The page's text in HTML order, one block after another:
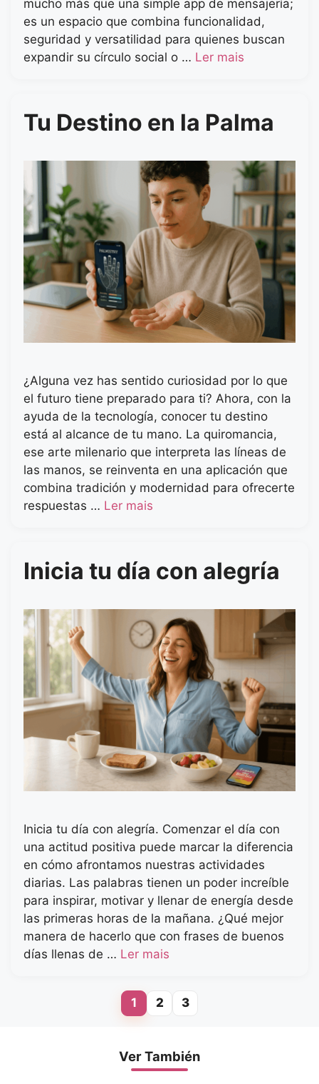
mucho más que una simple app de mensajería;
es un espacio que combina funcionalidad,
seguridad y versatilidad para quienes buscan
expandir su círculo social o … Ler mais
Tu Destino en la Palma
¿Alguna vez has sentido curiosidad por lo que
el futuro tiene preparado para ti? Ahora, con la
ayuda de la tecnología, conocer tu destino
está al alcance de tu mano. La quiromancia,
ese arte milenario que interpreta las líneas de
las manos, se reinventa en una aplicación que
combina tradición y modernidad para ofrecerte
respuestas … Ler mais
Inicia tu día con alegría
Inicia tu día con alegría. Comenzar el día con
una actitud positiva puede marcar la diferencia
en cómo afrontamos nuestras actividades
diarias. Las palabras tienen un poder increíble
para inspirar, motivar y llenar de energía desde
las primeras horas de la mañana. ¿Qué mejor
manera de hacerlo que con frases de buenos
días llenas de … Ler mais
Page
1 Page
2 Page
3
Ver También